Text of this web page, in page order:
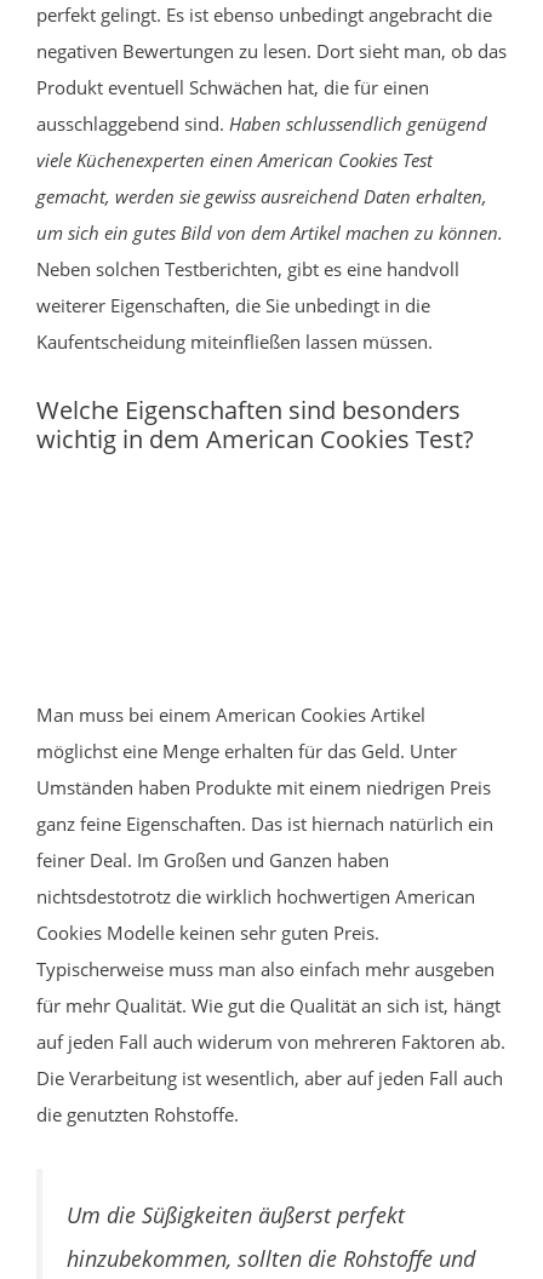
perfekt gelingt. Es ist ebenso unbedingt angebracht die
negativen Bewertungen zu lesen. Dort sieht man, ob das
Produkt eventuell Schwächen hat, die für einen
ausschlaggebend sind. Haben schlussendlich genügend
viele Küchenexperten einen American Cookies Test
gemacht, werden sie gewiss ausreichend Daten erhalten,
um sich ein gutes Bild von dem Artikel machen zu können.
Neben solchen Testberichten, gibt es eine handvoll
weiterer Eigenschaften, die Sie unbedingt in die
Kaufentscheidung miteinfließen lassen müssen.
Welche Eigenschaften sind besonders
wichtig in dem American Cookies Test?
Man muss bei einem American Cookies Artikel
möglichst eine Menge erhalten für das Geld. Unter
Umständen haben Produkte mit einem niedrigen Preis
ganz feine Eigenschaften. Das ist hiernach natürlich ein
feiner Deal. Im Großen und Ganzen haben
nichtsdestotrotz die wirklich hochwertigen American
Cookies Modelle keinen sehr guten Preis.
Typischerweise muss man also einfach mehr ausgeben
für mehr Qualität. Wie gut die Qualität an sich ist, hängt
auf jeden Fall auch widerum von mehreren Faktoren ab.
Die Verarbeitung ist wesentlich, aber auf jeden Fall auch
die genutzten Rohstoffe.
Um die Süßigkeiten äußerst perfekt
hinzubekommen, sollten die Rohstoffe und